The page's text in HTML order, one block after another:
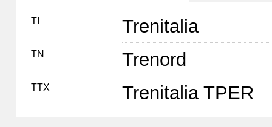
TI Trenitalia
TN Trenord
TTX Trenitalia TPER